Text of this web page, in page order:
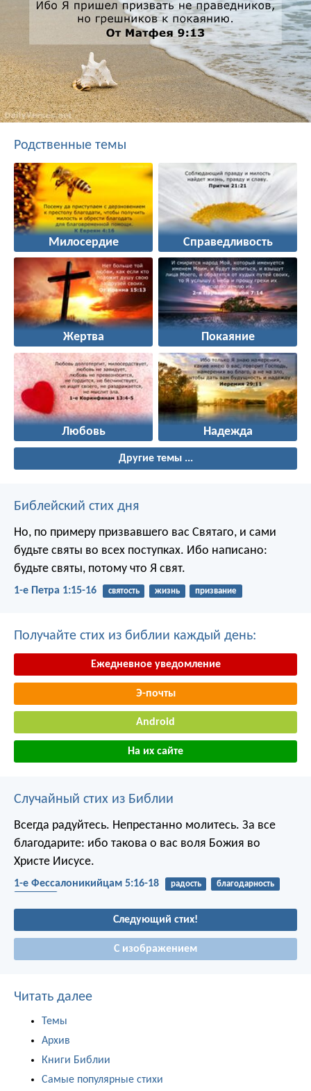
Родственные темы
Милосердие Справедливость
Жертва Покаяние
Любовь Надежда
Другие темы ...
Библейский стих дня
Но, по примеру призвавшего вас Святаго, и сами
будьте святы во всех поступках. Ибо написано:
будьте святы, потому что Я свят.
1-е Петра 1:15-16 святость жизнь призвание
Получайте стих из библии каждый день:
Ежедневное уведомление
Э-почты
Android
На их сайте
Случайный стих из Библии
Всегда радуйтесь. Непрестанно молитесь. За все
благодарите: ибо такова о вас воля Божия во
Христе Иисусе.
1-е Фессалоникийцам 5:16-18 радость
благодарность
Следующий стих!
С изображением
Читать далее
Темы
Архив
Книги Библии
Самые популярные стихи